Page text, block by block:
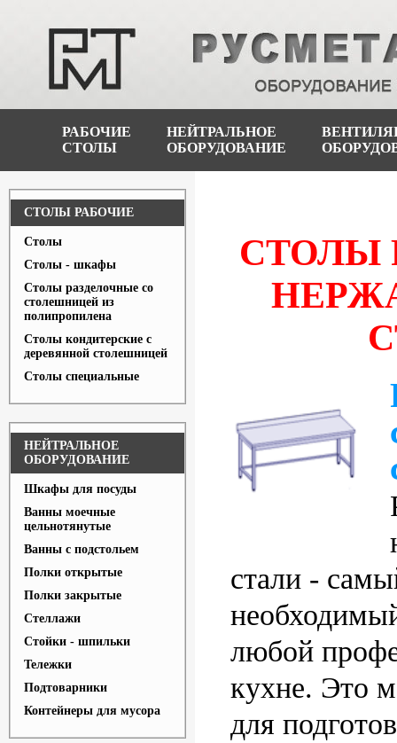
РАБОЧИЕ
СТОЛЫ
НЕЙТРАЛЬНОЕ
ОБОРУДОВАНИЕ
СТОЛЫ РАБОЧИЕ
Столы
Столы - шкафы
Столы разделочные со
столешницей из
полипропилена
Столы кондитерские с
деревянной столешницей
Столы специальные
НЕЙТРАЛЬНОЕ
ОБОРУДОВАНИЕ
Шкафы для посуды
Ванны моечные
цельнотянутые
Ванны с подстольем
Полки открытые
Полки закрытые
Стеллажи
Стойки - шпильки
Тележки
Подтоварники
Контейнеры для мусора
СТОЛЫ
стали -
любой
кухне. Это
для